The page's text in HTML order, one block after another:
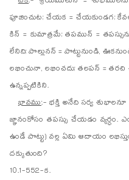
పూజించుట; చేయక = చేయకుండగ;
కిన్ = కుమాత్రమే; తపమున్ =
లేనిది; పొల్లునన్ = పొట్టునుండి,
లభించునా, లభించదు; తలపన్ = తరచి
ఉన్నప్పటికిని.
భావము:- భక్తి అనేది సర్వ శుభాలనూ
జ్ఞానంకోసం తపస్సు చేయడం
ఉండే పొట్టు) వల్ల ఏమి ఆదాయం
దక్కుతుంది?
10.1-552-క.